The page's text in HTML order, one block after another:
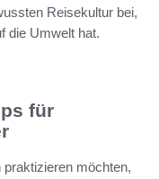
Reisekultur bei,
die Umwelt hat.
für
praktizieren möchten,